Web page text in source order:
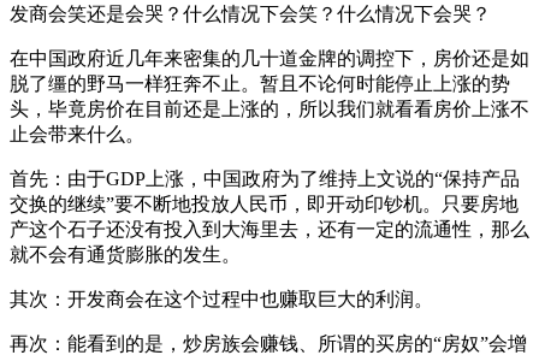
发商会笑还是会哭？什么情况下会笑？什么情况下会哭？
在中国政府近几年来密集的几十道金牌的调控下，房价还是如
脱了缰的野马一样狂奔不止。暂且不论何时能停止上涨的势
头，毕竟房价在目前还是上涨的，所以我们就看看房价上涨不
止会带来什么。
首先：由于GDP上涨，中国政府为了维持上文说的“保持产品
交换的继续”要不断地投放人民币，即开动印钞机。只要房地
产这个石子还没有投入到大海里去，还有一定的流通性，那么
就不会有通货膨胀的发生。
其次：开发商会在这个过程中也赚取巨大的利润。
再次：能看到的是，炒房族会赚钱、所谓的买房的“房奴”会增